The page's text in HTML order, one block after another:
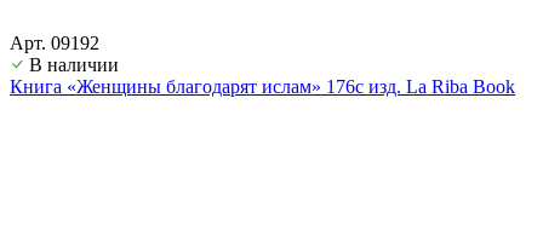
Арт. 09192
В наличии
Книга «Женщины благодарят ислам» 176с изд. La Riba Book